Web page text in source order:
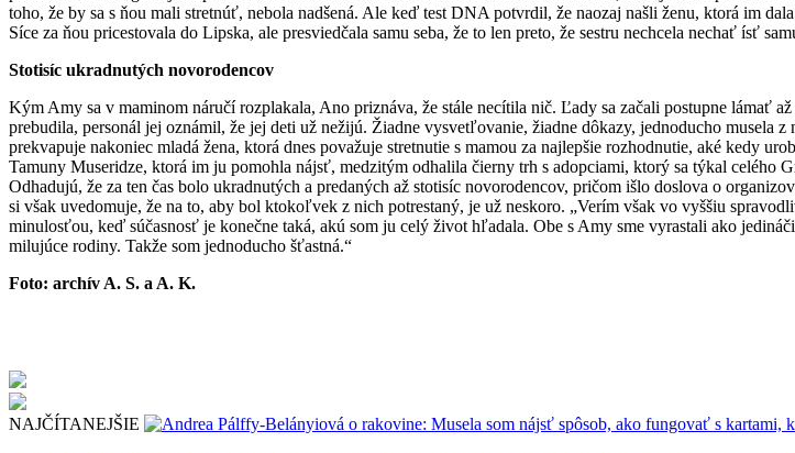
toho, že by sa s ňou mali stretnúť, nebola nadšená. Ale keď test DNA potvrdil, že naozaj našli ženu, ktorá im
Síce za ňou pricestovala do Lipska, ale presviedčala samu seba, že to len preto, že sestru nechcela nechať ísť
Stotisíc ukradnutých novorodencov
Kým Amy sa v maminom náručí rozplakala, Ano priznáva, že stále necítila nič. Ľady sa začali postupne lámať
prebudila, personál jej oznámil, že jej deti už nežijú. Žiadne vysvetľovanie, žiadne dôkazy, jednoducho musela
prekvapuje nakoniec mladá žena, ktorá dnes považuje stretnutie s mamou za najlepšie rozhodnutie, aké kedy
Tamuny Museridze, ktorá im ju pomohla nájsť, medzitým odhalila čierny trh s adopciami, ktorý sa týkal celého
Odhadujú, že za ten čas bolo ukradnutých a predaných až stotisíc novorodencov, pričom išlo doslova o
si však uvedomuje, že na to, aby bol ktokoľvek z nich potrestaný, je už neskoro. „Verím však vo vyššiu
minulosťou, keď súčasnosť je konečne taká, akú som ju celý život hľadala. Obe s Amy sme vyrastali ako
milujúce rodiny. Takže som jednoducho šťastná.“
Foto: archív A. S. a A. K.
NAJČÍTANEJŠIE